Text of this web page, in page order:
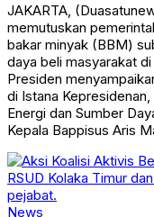
JAKARTA,
memutuskan
bakar minyak (BBM)
daya beli masyarakat
Presiden
di Istana
Energi dan Sumber
Kepala Bappisus Aris
News